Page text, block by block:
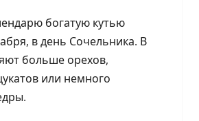
богатую кутью
в день Сочельника. В
больше орехов,
или немного